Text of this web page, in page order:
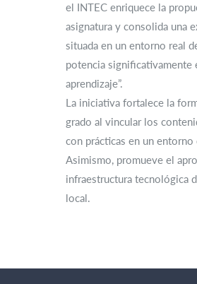
el INTEC enriquece la
asignatura y consolida una
situada en un entorno real
potencia significativamente
aprendizaje”.
La iniciativa fortalece la
grado al vincular los
con prácticas en un
Asimismo, promueve el
infraestructura tecnológica
local.